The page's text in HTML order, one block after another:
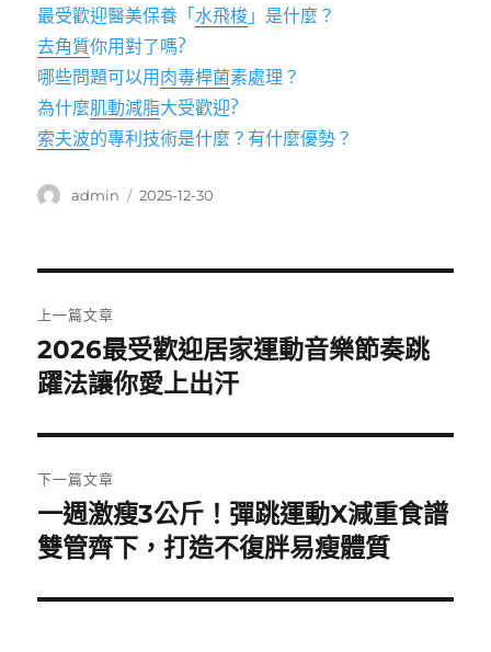
最受歡迎醫美保養「水飛梭 」是什麼？
去角質你用對了嗎?
哪些問題可以用 肉毒桿菌素處理？
為什麼肌動減脂大受歡迎?
索夫波的專利技術是什麼？有什麼優勢？
作
admin
發
2025-12-30
章
導
覽
上一篇文章
上
一
文
章:
2026最受歡迎居家運動音樂節奏跳
躍法讓你愛上出汗
下一篇文章
下
一
文
一週激瘦3公斤！彈跳運動X減重食譜
雙管齊下，打造不復胖易瘦體質